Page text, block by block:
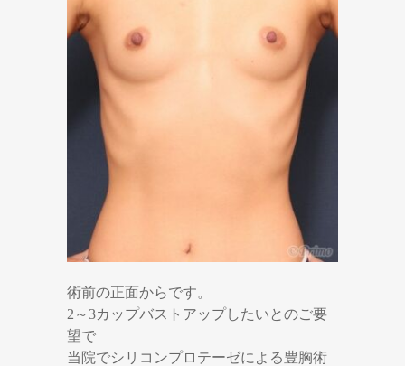
術前の正面からです。
2～3カップバストアップしたいとのご要
望で
当院でシリコンプロテーゼによる豊胸術